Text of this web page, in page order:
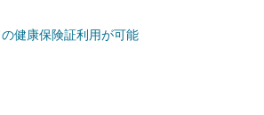
健康保険証利用が可能